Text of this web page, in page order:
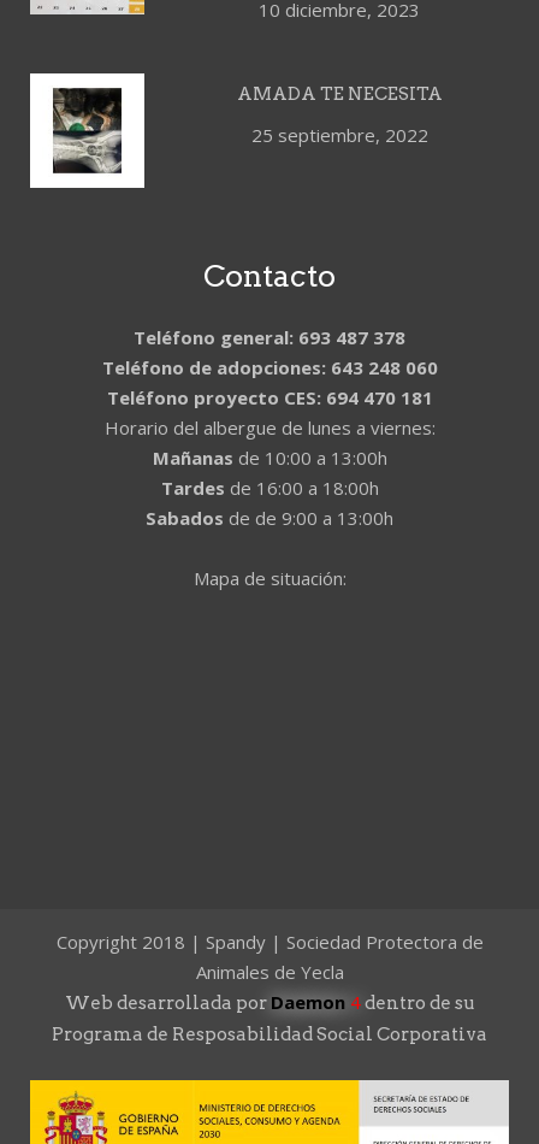
10 diciembre, 2023
AMADA TE NECESITA
25 septiembre, 2022
Contacto
Teléfono general: 693 487 378
Teléfono de adopciones: 643 248 060
Teléfono proyecto CES: 694 470 181
Horario del albergue de lunes a viernes:
Mañanas de 10:00 a 13:00h
Tardes de 16:00 a 18:00h
Sabados de de 9:00 a 13:00h
Mapa de situación:
Copyright 2018 | Spandy | Sociedad Protectora de
Animales de Yecla
Web desarrollada por Daemon 4dentro de su
Programa de Resposabilidad Social Corporativa